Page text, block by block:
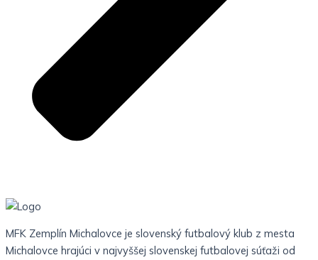
MFK Zemplín Michalovce je slovenský futbalový klub z mesta
Michalovce hrajúci v najvyššej slovenskej futbalovej súťaži od